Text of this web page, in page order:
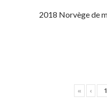
2018 Norvège de
« ‹